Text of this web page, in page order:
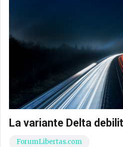
La variante Delta
ForumLibertas.com